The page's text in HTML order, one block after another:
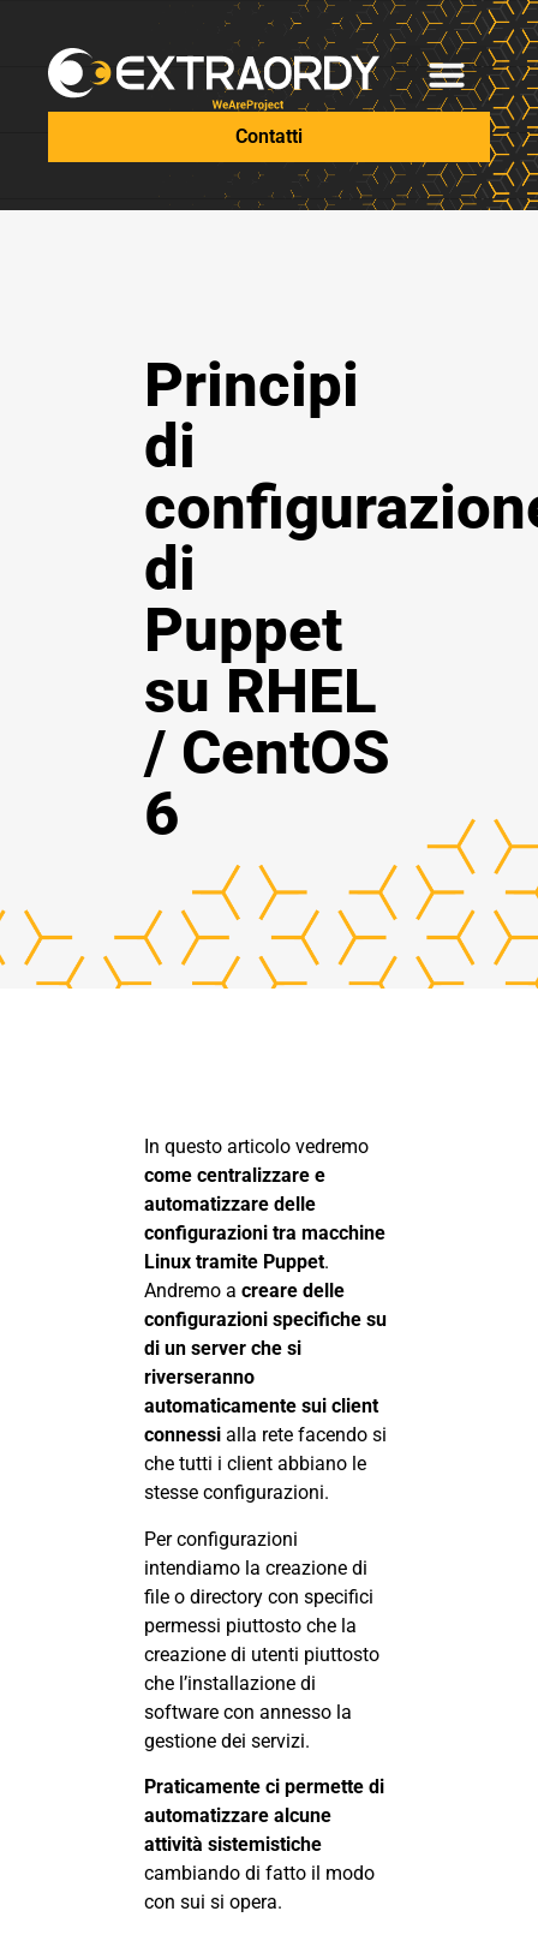
Contatti
Principi
di
di
Puppet
su RHEL
/ CentOS
6
In questo articolo vedremo
come centralizzare e
automatizzare delle
configurazioni tra macchine
Linux tramite Puppet.
Andremo a creare delle
configurazioni specifiche su
di un server che si
riverseranno
automaticamente sui client
connessi alla rete facendo si
che tutti i client abbiano le
stesse configurazioni.
Per configurazioni
intendiamo la creazione di
file o directory con specifici
permessi piuttosto che la
creazione di utenti piuttosto
che l’installazione di
software con annesso la
gestione dei servizi.
Praticamente ci permette di
automatizzare alcune
attività sistemistiche
cambiando di fatto il modo
con sui si opera.